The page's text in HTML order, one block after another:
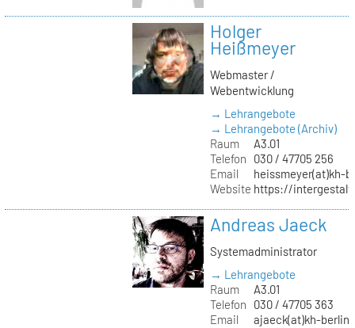
Holger
Heißmeyer
Webmaster /
Webentwicklung
→ Lehrangebote
→ Lehrangebote (Archiv)
Raum
A3.01
Telefon
030 / 47705 256
Email
heissmeyer(at)kh-
Website https://
Andreas Jaeck
Systemadministrator
→ Lehrangebote
Raum
A3.01
Telefon
030 / 47705 363
Email
ajaeck(at)kh-